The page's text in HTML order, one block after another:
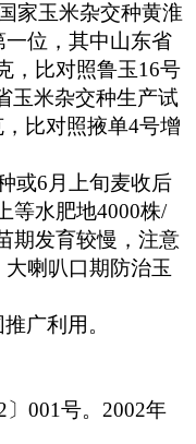
家玉米杂交种黄淮
位，其中山东省
，比对照鲁玉16号
玉米杂交种生产试
，比对照掖单4号增
或6 月上旬麦收后
等水肥地4000株/
期发育较慢，注意
喇叭口期防治玉
广利用。
〕001号。 2002年